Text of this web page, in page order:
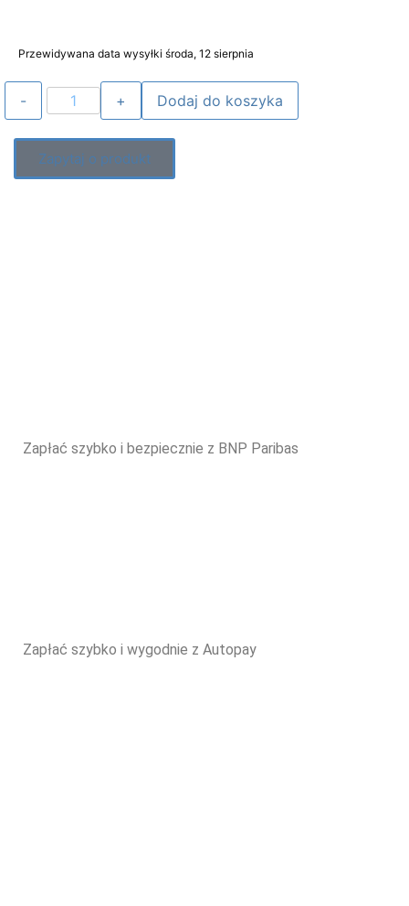
Przewidywana data wysyłki środa, 12 sierpnia
Dodaj do koszyka
Zapytaj o produkt
Zapłać szybko i bezpiecznie z BNP Paribas
Zapłać szybko i wygodnie z Autopay